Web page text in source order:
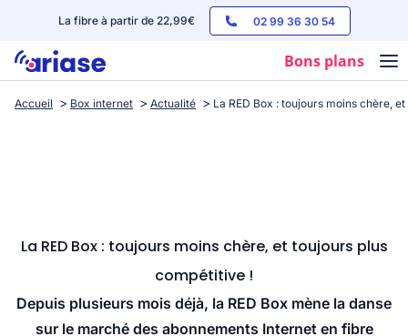
La fibre à partir de 22,99€ 02 99 36 30 54
Bons plans
Box internet
Accueil Box internet Actualité La RED Box : toujours moins chère,
La RED Box : toujours moins chère, et toujours plus
compétitive !
Depuis plusieurs mois déjà, la RED Box mène la danse
sur le marché des abonnements Internet en fibre